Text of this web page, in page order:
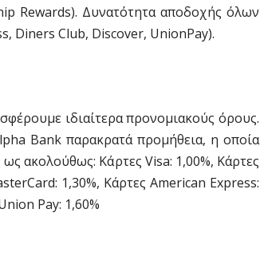
Rewards). Δυνατότητα αποδοχής όλων
Diners Club, Discover, UnionPay).
ιδιαίτερα προνομιακούς όρους.
Bank παρακρατά προμήθεια, η οποία
ακολούθως: Κάρτες Visa: 1,00%, Κάρτες
1,30%, Κάρτες American Express:
Pay: 1,60%